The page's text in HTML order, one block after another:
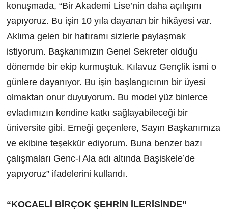
konuşmada, “Bir Akademi Lise’nin daha açılışını
yapıyoruz. Bu işin 10 yıla dayanan bir hikâyesi var.
Aklıma gelen bir hatıramı sizlerle paylaşmak
istiyorum. Başkanımızın Genel Sekreter olduğu
dönemde bir ekip kurmuştuk. Kılavuz Gençlik ismi o
günlere dayanıyor. Bu işin başlangıcının bir üyesi
olmaktan onur duyuyorum. Bu model yüz binlerce
evladımızın kendine katkı sağlayabileceği bir
üniversite gibi. Emeği geçenlere, Sayın Başkanımıza
ve ekibine teşekkür ediyorum. Buna benzer bazı
çalışmaları Genc-i Ala adı altında Başiskele’de
yapıyoruz” ifadelerini kullandı.
“KOCAELİ BİRÇOK ŞEHRİN İLERİSİNDE”